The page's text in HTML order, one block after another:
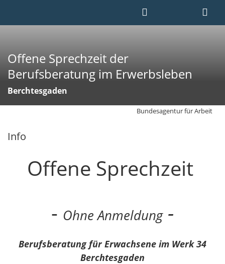
Offene Sprechzeit der
Berufsberatung im Erwerbsleben
Berchtesgaden
Bundesagentur für Arbeit
Info
Offene Sprechzeit
- Ohne Anmeldung-
Berufsberatung für Erwachsene im Werk 34
Berchtesgaden